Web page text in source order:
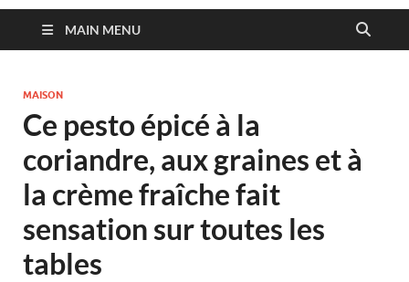
MAIN MENU
MAISON
Ce pesto épicé à la
coriandre, aux graines et à
la crème fraîche fait
sensation sur toutes les
tables